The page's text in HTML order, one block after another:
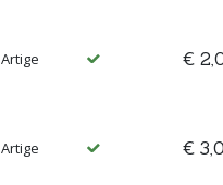
Artige €
Artige €